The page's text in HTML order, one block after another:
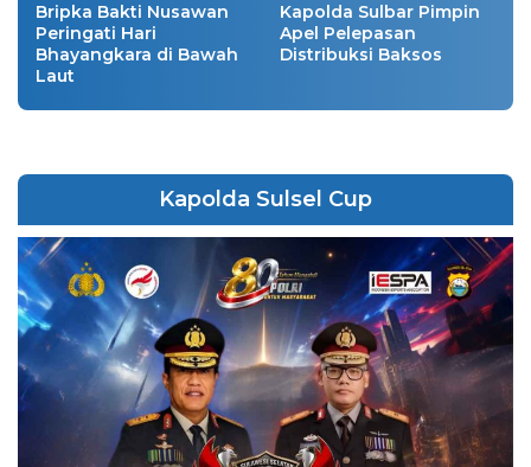
Bripka Bakti Nusawan
Peringati Hari
Bhayangkara di Bawah
Laut
Kapolda Sulbar Pimpin
Apel Pelepasan
Distribuksi Baksos
Kapolda Sulsel Cup